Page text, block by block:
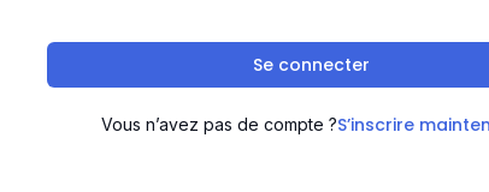
Se connecter
Vous n’avez pas de compte ?S’inscrire